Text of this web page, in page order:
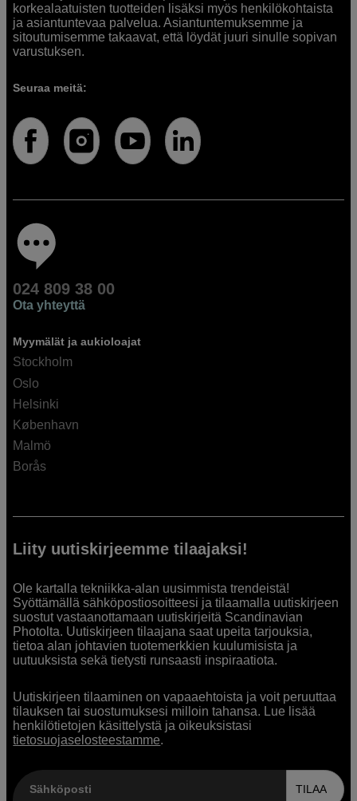
korkealaatuisten tuotteiden lisäksi myös henkilökohtaista
ja asiantuntevaa palvelua. Asiantuntemuksemme ja
sitoutumisemme takaavat, että löydät juuri sinulle sopivan
varustuksen.
Seuraa meitä:
024 809 38 00
Ota yhteyttä
Myymälät ja aukioloajat
Stockholm
Oslo
Helsinki
København
Malmö
Borås
Liity uutiskirjeemme tilaajaksi!
Ole kartalla tekniikka-alan uusimmista trendeistä!
Syöttämällä sähköpostiosoitteesi ja tilaamalla uutiskirjeen
suostut vastaanottamaan uutiskirjeitä Scandinavian
Photolta. Uutiskirjeen tilaajana saat upeita tarjouksia,
tietoa alan johtavien tuotemerkkien kuulumisista ja
uutuuksista sekä tietysti runsaasti inspiraatiota.
Uutiskirjeen tilaaminen on vapaaehtoista ja voit peruuttaa
tilauksen tai suostumuksesi milloin tahansa. Lue lisää
henkilötietojen käsittelystä ja oikeuksistasi
tietosuojaselosteestamme.
Sähköposti TILAA